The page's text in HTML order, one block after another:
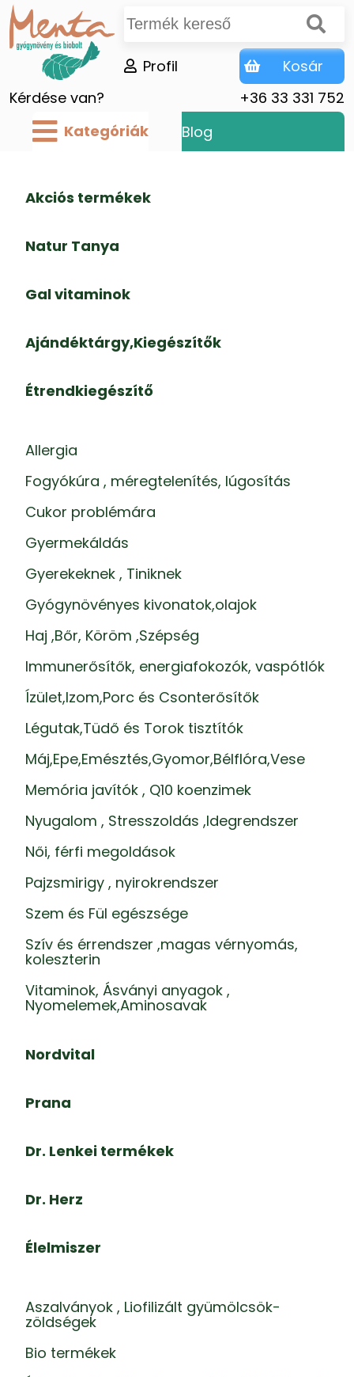
Kérdése van? +36 33 331 752
Profil Kosár
Kategóriák Blog
Akciós termékek
Natur Tanya
Gal vitaminok
Ajándéktárgy,Kiegészítők
Étrendkiegészítő
Allergia
Fogyókúra , méregtelenítés, lúgosítás
Cukor problémára
Gyermekáldás
Gyerekeknek , Tiniknek
Gyógynövényes kivonatok,olajok
Haj ,Bőr, Köröm ,Szépség
Immunerősítők, energiafokozók, vaspótlók
Ízület,Izom,Porc és Csonterősítők
Légutak,Tüdő és Torok tisztítók
Máj,Epe,Emésztés,Gyomor,Bélflóra,Vese
Memória javítók , Q10 koenzimek
Nyugalom , Stresszoldás ,Idegrendszer
Női, férfi megoldások
Pajzsmirigy , nyirokrendszer
Szem és Fül egészsége
Szív és érrendszer ,magas vérnyomás,
koleszterin
Vitaminok, Ásványi anyagok ,
Nyomelemek,Aminosavak
Nordvital
Prana
Dr. Lenkei termékek
Dr. Herz
Élelmiszer
Aszalványok , Liofilizált gyümölcsök-
zöldségek
Bio termékek